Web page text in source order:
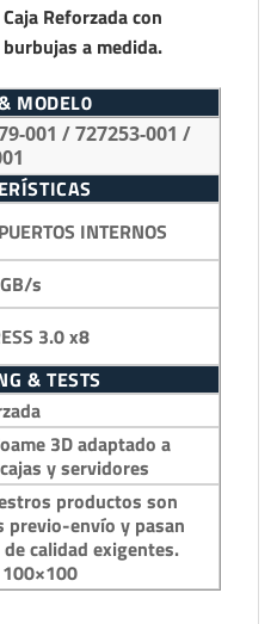
Reforzada con
a medida.
MODEL0
001 / 727253-001 /
INTERNOS
s
3.0 x8
& TESTS
3D adaptado a
y servidores
productos son
previo-envío y pasan
calidad exigentes.